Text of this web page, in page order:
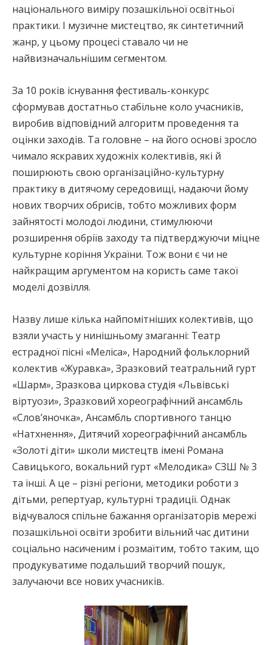
національного виміру позашкільної освітньої
практики. І музичне мистецтво, як синтетичний
жанр, у цьому процесі ставало чи не
найвизначальнішим сегментом.
За 10 років існування фестиваль-конкурс
сформував достатньо стабільне коло учасників,
виробив відповідний алгоритм проведення та
оцінки заходів. Та головне – на його основі зросло
чимало яскравих художніх колективів, які й
поширюють свою організаційно-культурну
практику в дитячому середовищі, надаючи йому
нових творчих обрисів, тобто можливих форм
зайнятості молодої людини, стимулюючи
розширення обріїв заходу та підтверджуючи міцне
культурне коріння України. Тож вони є чи не
найкращим аргументом на користь саме такої
моделі дозвілля.
Назву лише кілька найпомітніших колективів, що
взяли участь у нинішньому змаганні: Театр
естрадної пісні «Меліса», Народний фольклорний
колектив «Журавка», Зразковий театральний гурт
«Шарм», Зразкова циркова студія «Львівські
віртуози», Зразковий хореографічний ансамбль
«Слов’яночка», Ансамбль спортивного танцю
«Натхнення», Дитячий хореографічний ансамбль
«Золоті діти» школи мистецтв імені Романа
Савицького, вокальний гурт «Мелодика» СЗШ № 3
та інші. А це – різні регіони, методики роботи з
дітьми, репертуар, культурні традиції. Однак
відчувалося спільне бажання організаторів мережі
позашкільної освіти зробити вільний час дитини
соціально насиченим і розмаїтим, тобто таким, що
продукуватиме подальший творчий пошук,
залучаючи все нових учасників.